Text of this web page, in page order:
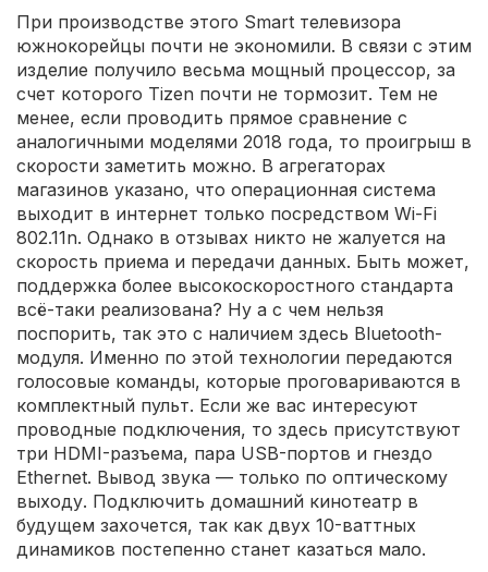
При производстве этого Smart телевизора
южнокорейцы почти не экономили. В связи с этим
изделие получило весьма мощный процессор, за
счет которого Tizen почти не тормозит. Тем не
менее, если проводить прямое сравнение с
аналогичными моделями 2018 года, то проигрыш в
скорости заметить можно. В агрегаторах
магазинов указано, что операционная система
выходит в интернет только посредством Wi-Fi
802.11n. Однако в отзывах никто не жалуется на
скорость приема и передачи данных. Быть может,
поддержка более высокоскоростного стандарта
всё-таки реализована? Ну а с чем нельзя
поспорить, так это с наличием здесь Bluetooth-
модуля. Именно по этой технологии передаются
голосовые команды, которые проговариваются в
комплектный пульт. Если же вас интересуют
проводные подключения, то здесь присутствуют
три HDMI-разъема, пара USB-портов и гнездо
Ethernet. Вывод звука — только по оптическому
выходу. Подключить домашний кинотеатр в
будущем захочется, так как двух 10-ваттных
динамиков постепенно станет казаться мало.